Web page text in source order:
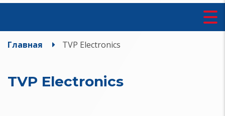
Главная TVP Electronics
TVP Electronics